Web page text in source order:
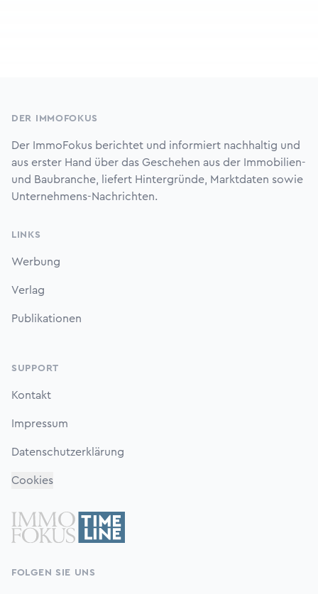
DER IMMOFOKUS
Der ImmoFokus berichtet und informiert nachhaltig und
aus erster Hand über das Geschehen aus der Immobilien-
und Baubranche, liefert Hintergründe, Marktdaten sowie
Unternehmens-Nachrichten.
LINKS
Werbung
Verlag
Publikationen
SUPPORT
Kontakt
Impressum
Datenschutzerklärung
Cookies
FOLGEN SIE UNS